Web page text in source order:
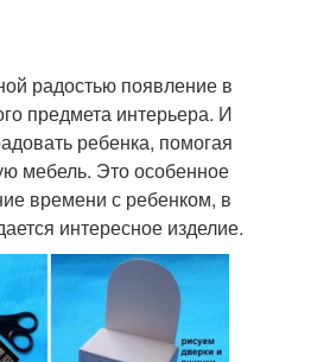
радостью появление в
предмета интерьера. И
ребенка, помогая
мебель. Это особенное
времени с ребенком, в
интересное изделие.